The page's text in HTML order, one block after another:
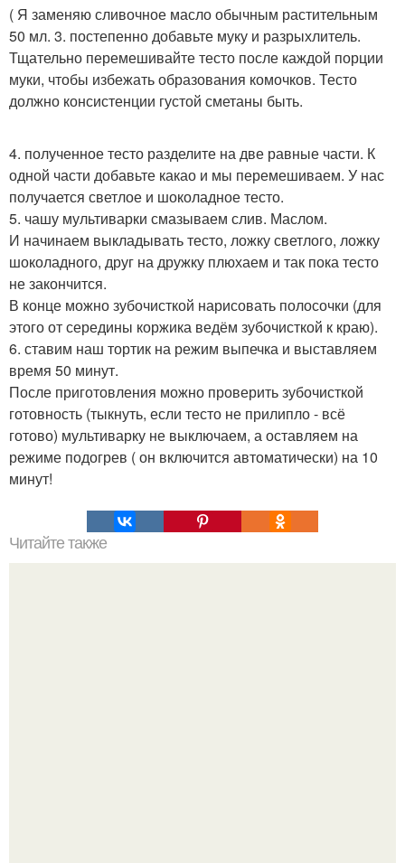
( Я заменяю сливочное масло обычным растительным
50 мл. 3. постепенно добавьте муку и разрыхлитель.
Тщательно перемешивайте тесто после каждой порции
муки, чтобы избежать образования комочков. Тесто
должно консистенции густой сметаны быть.
4. полученное тесто разделите на две равные части. К
одной части добавьте какао и мы перемешиваем. У нас
получается светлое и шоколадное тесто.
5. чашу мультиварки смазываем слив. Маслом.
И начинаем выкладывать тесто, ложку светлого, ложку
шоколадного, друг на дружку плюхаем и так пока тесто
не закончится.
В конце можно зубочисткой нарисовать полосочки (для
этого от середины коржика ведём зубочисткой к краю).
6. ставим наш тортик на режим выпечка и выставляем
время 50 минут.
После приготовления можно проверить зубочисткой
готовность (тыкнуть, если тесто не прилипло - всё
готово) мультиварку не выключаем, а оставляем на
режиме подогрев ( он включится автоматически) на 10
минут!
Читайте также